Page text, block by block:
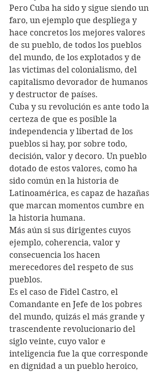
Pero Cuba ha sido y sigue siendo un
faro, un ejemplo que despliega y
hace concretos los mejores valores
de su pueblo, de todos los pueblos
del mundo, de los explotados y de
las victimas del colonialismo, del
capitalismo devorador de humanos
y destructor de países.
Cuba y su revolución es ante todo la
certeza de que es posible la
independencia y libertad de los
pueblos si hay, por sobre todo,
decisión, valor y decoro. Un pueblo
dotado de estos valores, como ha
sido común en la historia de
Latinoamérica, es capaz de hazañas
que marcan momentos cumbre en
la historia humana.
Más aún si sus dirigentes cuyos
ejemplo, coherencia, valor y
consecuencia los hacen
merecedores del respeto de sus
pueblos.
Es el caso de Fidel Castro, el
Comandante en Jefe de los pobres
del mundo, quizás el más grande y
trascendente revolucionario del
siglo veinte, cuyo valor e
inteligencia fue la que corresponde
en dignidad a un pueblo heroico,